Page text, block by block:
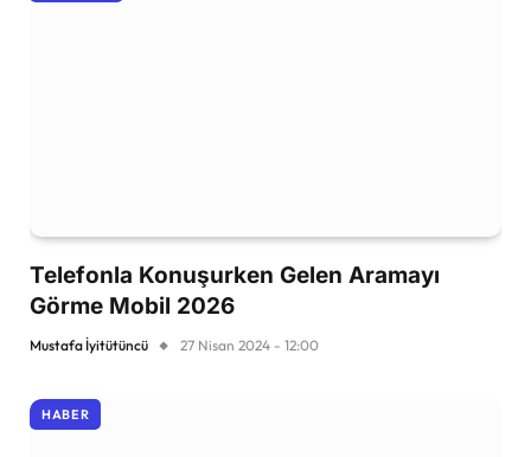
Telefonla Konuşurken Gelen Aramayı
Görme Mobil 2026
Mustafa İyitütüncü 27 Nisan 2024 - 12:00
HABER